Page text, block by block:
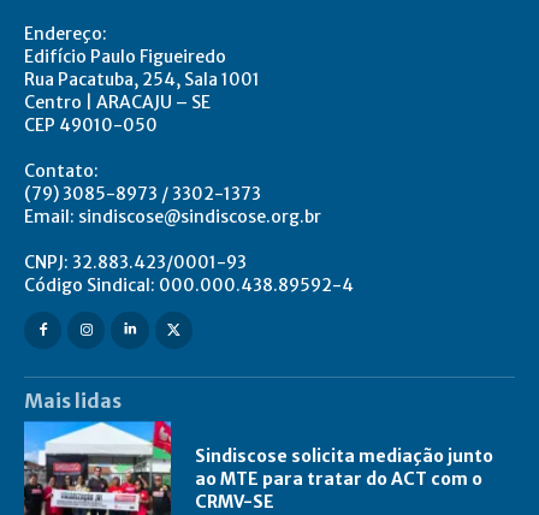
Endereço:
Edifício Paulo Figueiredo
Rua Pacatuba, 254, Sala 1001
Centro | ARACAJU – SE
CEP 49010-050
Contato:
(79) 3085-8973 / 3302-1373
Email: sindiscose@sindiscose.org.br
CNPJ: 32.883.423/0001-93
Código Sindical: 000.000.438.89592-4
Mais lidas
Sindiscose solicita mediação junto
ao MTE para tratar do ACT com o
CRMV-SE